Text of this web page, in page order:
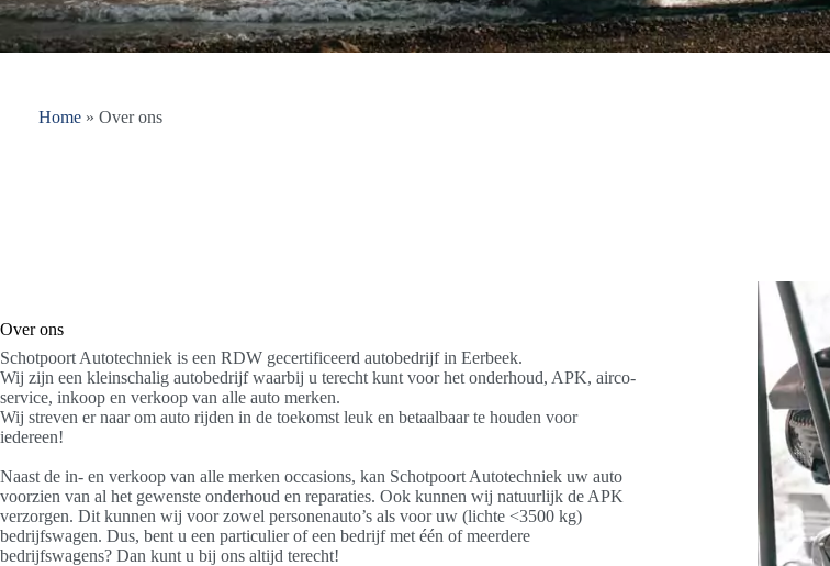
Home » Over ons
Over ons
Schotpoort Autotechniek is een RDW gecertificeerd autobedrijf in Eerbeek.
Wij zijn een kleinschalig autobedrijf waarbij u terecht kunt voor het onderhoud, APK, airco-
service, inkoop en verkoop van alle auto merken.
Wij streven er naar om auto rijden in de toekomst leuk en betaalbaar te houden voor
iedereen!
Naast de in- en verkoop van alle merken occasions, kan Schotpoort Autotechniek uw auto
voorzien van al het gewenste onderhoud en reparaties. Ook kunnen wij natuurlijk de APK
verzorgen. Dit kunnen wij voor zowel personenauto’s als voor uw (lichte <3500 kg)
bedrijfswagen. Dus, bent u een particulier of een bedrijf met één of meerdere
bedrijfswagens? Dan kunt u bij ons altijd terecht!